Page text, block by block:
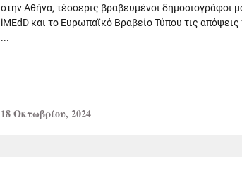
στην Αθήνα, τέσσερις βραβευμένοι δημοσιογράφοι
iMEdD και το Ευρωπαϊκό Βραβείο Τύπου τις απόψεις
...
18 Οκτωβρίου, 2024